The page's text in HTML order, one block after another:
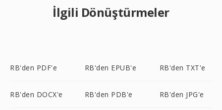
İlgili Dönüştürmeler
RB'den PDF'e RB'den EPUB'e RB'den TXT'e
RB'den DOCX'e RB'den PDB'e RB'den JPG'e